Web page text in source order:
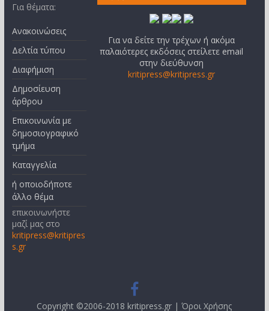
Για θέματα:
Ανακοινώσεις
Δελτία τύπου
Διαφήμιση
Δημοσίευση
άρθρου
Επικοινωνία με
δημοσιογραφικό
τμήμα
Καταγγελία
ή οποιοδήποτε
άλλο θέμα
επικοινωνήστε
μαζί μας στο
kritipress@kritipres
s.gr
Για να δείτε την τρέχων ή ακόμα
παλαιότερες εκδόσεις στείλετε email
στην διεύθυνση
kritipress@kritipress.gr
Copyright ©2006-2018 kritipress.gr |Όροι Χρήσης